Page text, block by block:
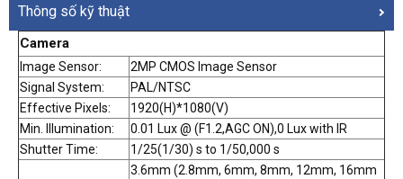
Thông số kỹ thuật
Camera
Image Sensor:
2MP CMOS Image Sensor
Signal System:
PAL/NTSC
Effective Pixels:
1920(H)*1080(V)
Min. Illumination:
0.01 Lux @ (F1.2,AGC ON),0 Lux with IR
Shutter Time:
1/25(1/30) s to 1/50,000 s
3.6mm (2.8mm, 6mm, 8mm, 12mm, 16mm